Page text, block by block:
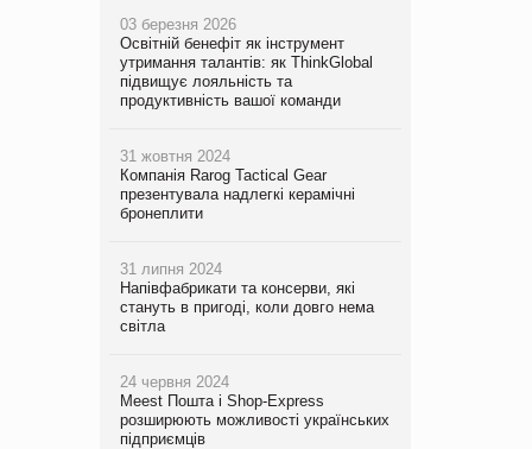
03 березня 2026
Освітній бенефіт як інструмент
утримання талантів: як ThinkGlobal
підвищує лояльність та
продуктивність вашої команди
31 жовтня 2024
Компанія Rarog Tactical Gear
презентувала надлегкі керамічні
бронеплити
31 липня 2024
Напівфабрикати та консерви, які
стануть в пригоді, коли довго нема
світла
24 червня 2024
Meest Пошта і Shop-Express
розширюють можливості українських
підприємців